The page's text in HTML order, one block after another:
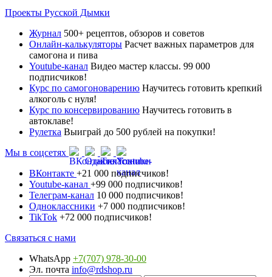
Проекты Русской Дымки
Журнал 500+ рецептов, обзоров и советов
Онлайн-калькуляторы Расчет важных параметров для
самогона и пива
Youtube-канал Видео мастер классы. 99 000
подписчиков!
Курс по самогоноварению Научитесь готовить крепкий
алкоголь с нуля!
Курс по консервированию Научитесь готовить в
автоклаве!
Рулетка Выиграй до 500 рублей на покупки!
Мы в соцсетях
ВКонтакте +21 000 подписчиков!
Youtube-канал +99 000 подписчиков!
Телеграм-канал 10 000 подписчиков!
Одноклассники +7 000 подписчиков!
TikTok +72 000 подписчиков!
Связаться с нами
WhatsApp +7(707) 978-30-00
Эл. почта info@rdshop.ru